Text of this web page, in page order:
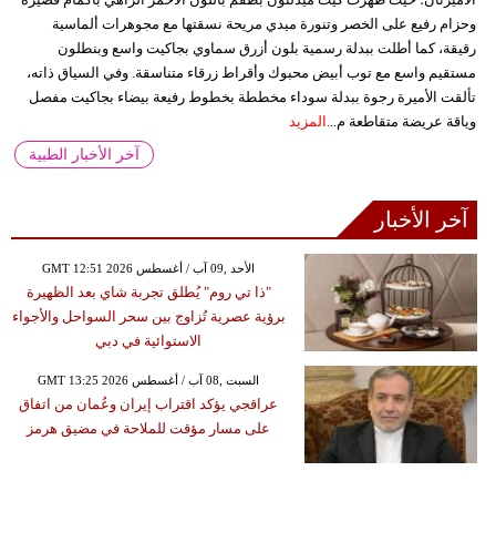
وحزام رفيع على الخصر وتنورة ميدي مريحة نسقتها مع مجوهرات ألماسية
رقيقة، كما أطلت ببدلة رسمية بلون أزرق سماوي بجاكيت واسع وبنطلون
مستقيم واسع مع توب أبيض محبوك وأقراط زرقاء متناسقة. وفي السياق ذاته،
تألقت الأميرة رجوة ببدلة سوداء مخططة بخطوط رفيعة بيضاء بجاكيت مفصل
وياقة عريضة متقاطعة م...
المزيد
آخر الأخبار الطبية
آخر الأخبار
GMT 12:51 2026 الأحد ,09 آب / أغسطس
"ذا تي روم" يُطلق تجربة شاي بعد الظهيرة
برؤية عصرية تُزاوج بين سحر السواحل والأجواء
الاستوائية في دبي
GMT 13:25 2026 السبت ,08 آب / أغسطس
عراقجي يؤكد اقتراب إيران وعُمان من اتفاق
على مسار مؤقت للملاحة في مضيق هرمز